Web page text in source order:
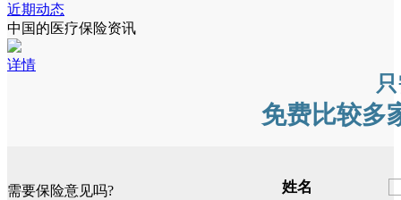
近期动态
中国的医疗保险资讯
详情
需要保险意见吗?
免费比较多
姓名